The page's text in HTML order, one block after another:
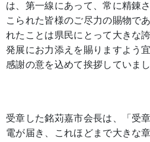
は、第一線にあって、常に精錬
こられた皆様のご尽力の賜物で
れたことは県民にとって大きな
発展にお力添えを賜りますよう
感謝の意を込めて挨拶していまし
受章した銘苅嘉市会長は、「受
電が届き、これほどまで大きな